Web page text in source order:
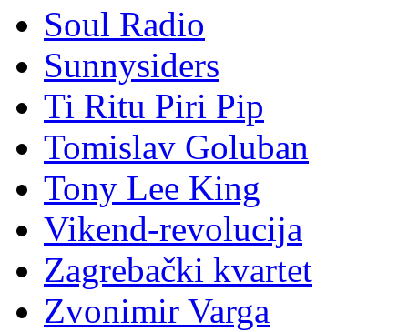
Soul Radio
Sunnysiders
Ti Ritu Piri Pip
Tomislav Goluban
Tony Lee King
Vikend-revolucija
Zagrebački kvartet
Zvonimir Varga